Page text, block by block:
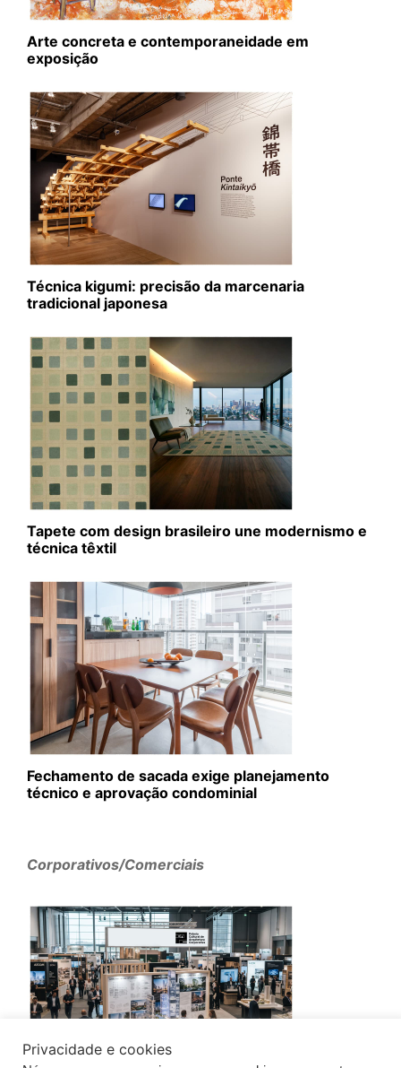
Arte concreta e contemporaneidade em
exposição
Técnica kigumi: precisão da marcenaria
tradicional japonesa
Tapete com design brasileiro une modernismo e
técnica têxtil
Fechamento de sacada exige planejamento
técnico e aprovação condominial
Corporativos/Comerciais
Privacidade e cookies